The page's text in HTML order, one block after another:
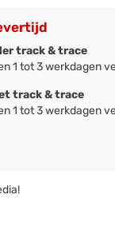
track & trace
1 tot 3 werkdagen
track & trace
1 tot 3 werkdagen